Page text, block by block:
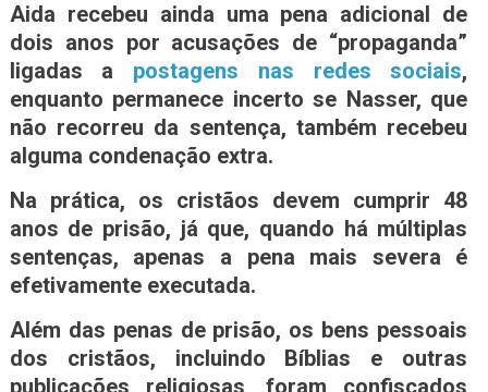
Aida recebeu ainda uma pena adicional de
dois anos por acusações de “propaganda”
ligadas a postagens nas redes sociais,
enquanto permanece incerto se Nasser, que
não recorreu da sentença, também recebeu
alguma condenação extra.
Na prática, os cristãos devem cumprir 48
anos de prisão, já que, quando há múltiplas
sentenças, apenas a pena mais severa é
efetivamente executada.
Além das penas de prisão, os bens pessoais
dos cristãos, incluindo Bíblias e outras